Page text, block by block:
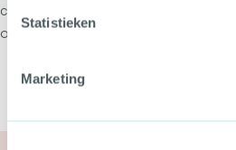
Statistieken
Marketing
credible messengers, rolmodellen
omgeving.